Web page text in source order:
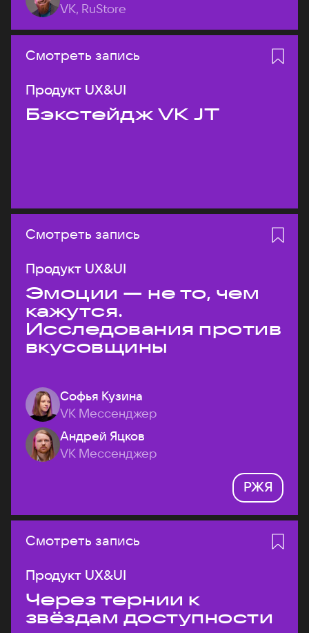
VK, RuStore
Смотреть запись
Продукт UX&UI
Бэкстейдж VK JT
Смотреть запись
Продукт UX&UI
Эмоции — не то, чем
кажутся.
Исследования против
вкусовщины
Софья Кузина
VK Мессенджер
Андрей Яцков
VK Мессенджер
РЖЯ
Смотреть запись
Продукт UX&UI
Через тернии к
звёздам доступности